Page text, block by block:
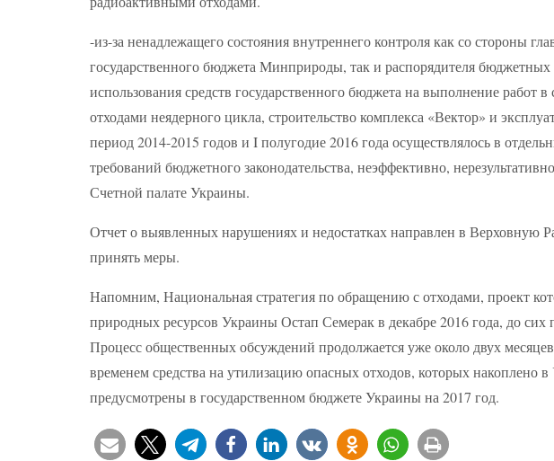
-из-за ненадлежащего состояния внутреннего контроля как со стороны
государственного бюджета Минприроды, так и распорядителя
использования средств государственного бюджета на выполнение работ
отходами неядерного цикла, строительство комплекса «Вектор» и
период 2014-2015 годов и I полугодие 2016 года осуществлялось в
требований бюджетного законодательства, неэффективно,
Счетной палате Украины.
Отчет о выявленных нарушениях и недостатках направлен в Верховную
принять меры.
Напомним, Национальная стратегия по обращению с отходами, проект
природных ресурсов Украины Остап Семерак в декабре 2016 года, до сих
Процесс общественных обсуждений продолжается уже около двух
временем средства на утилизацию опасных отходов, которых накоплено
предусмотрены в государственном бюджете Украины на 2017 год.